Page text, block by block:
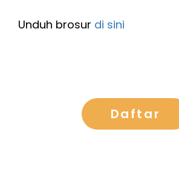
Unduh brosur di sini
Daftar